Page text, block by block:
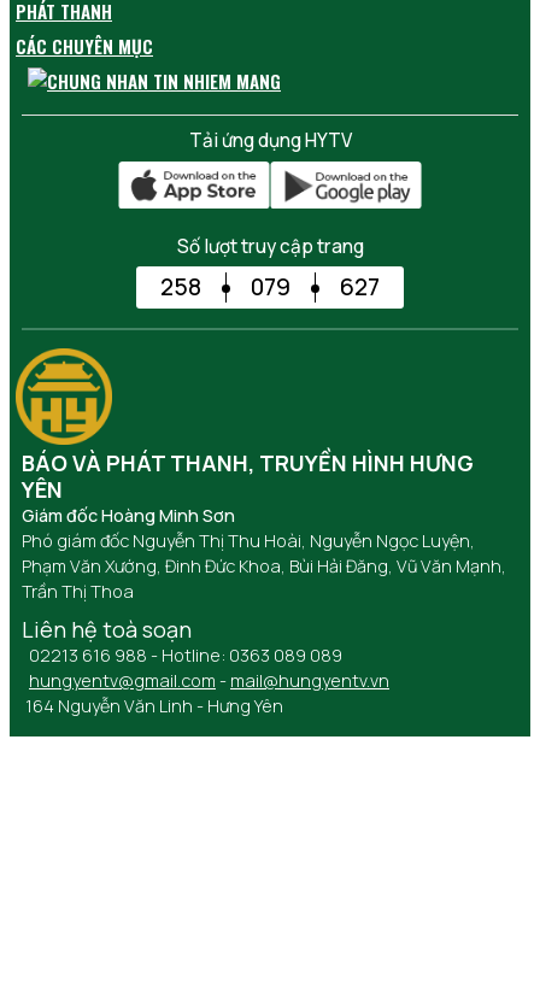
PHÁT THANH
CÁC CHUYÊN MỤC
Tải ứng dụng HYTV
Số lượt truy cập trang
258 079 627
BÁO VÀ PHÁT THANH, TRUYỀN HÌNH HƯNG
YÊN
Giám đốc Hoàng Minh Sơn
Phó giám đốc Nguyễn Thị Thu Hoài, Nguyễn Ngọc Luyện,
Phạm Văn Xướng, Đinh Đức Khoa, Bùi Hải Đăng, Vũ Văn Mạnh,
Trần Thị Thoa
Liên hệ toà soạn
02213 616 988 - Hotline: 0363 089 089
hungyentv@gmail.com - mail@hungyentv.vn
164 Nguyễn Văn Linh - Hưng Yên